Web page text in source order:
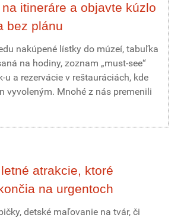
itineráre a objavte kúzlo
bez plánu
nakúpené lístky do múzeí, tabuľka
na hodiny, zoznam „must-see“
u a rezervácie v reštauráciách, kde
vyvoleným. Mnohé z nás premenili
atrakcie, ktoré
na urgentoch
detské maľovanie na tvár, či